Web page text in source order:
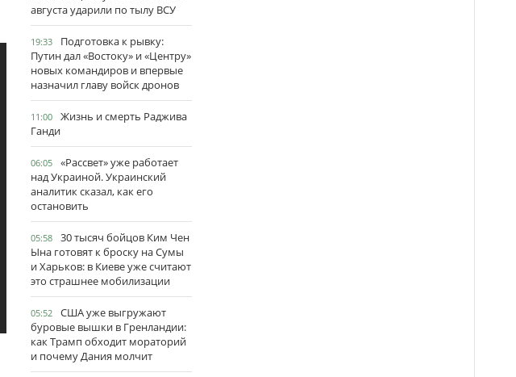
августа ударили по тылу ВСУ
19:33
Подготовка к рывку:
Путин дал «Востоку» и «Центру»
новых командиров и впервые
назначил главу войск дронов
11:00
Жизнь и смерть Раджива
Ганди
06:05
«Рассвет» уже работает
над Украиной. Украинский
аналитик сказал, как его
остановить
05:58
30 тысяч бойцов Ким Чен
Ына готовят к броску на Сумы
и Харьков: в Киеве уже считают
это страшнее мобилизации
05:52
США уже выгружают
буровые вышки в Гренландии:
как Трамп обходит мораторий
и почему Дания молчит